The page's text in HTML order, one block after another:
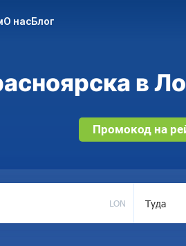
О насБлог
в
Промокод на
LON Туда